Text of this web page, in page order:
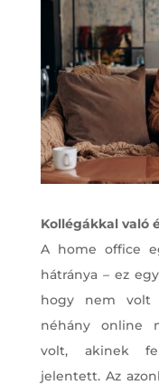
Kollégákkal való
A home office
hátránya – ez
hogy nem volt
néhány online
volt, akinek
jelentett. Az